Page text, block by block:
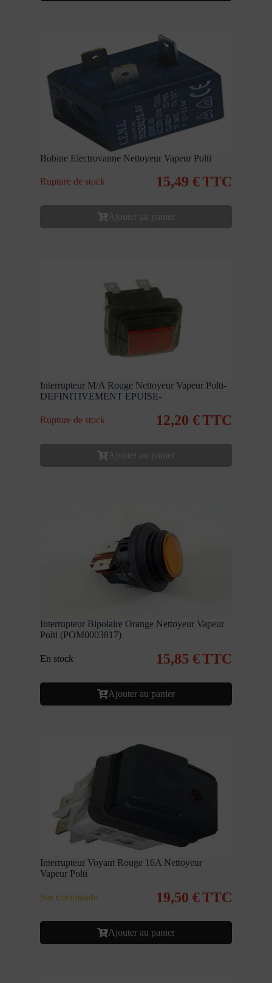
Bobine Electrovanne Nettoyeur Vapeur Polti
Rupture de stock 15,49 €TTC
Ajouter au panier
Interrupteur M/A Rouge Nettoyeur Vapeur Polti-
DEFINITIVEMENT EPUISE-
Rupture de stock 12,20 €TTC
Ajouter au panier
Interrupteur Bipolaire Orange Nettoyeur Vapeur
Polti (POM0003817)
En stock 15,85 €TTC
Ajouter au panier
Interrupteur Voyant Rouge 16A Nettoyeur
Vapeur Polti
Sur commande 19,50 €TTC
Ajouter au panier